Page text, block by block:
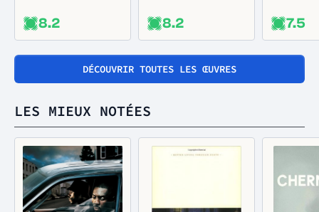
8.2 8.2 7.5
DÉCOUVRIR TOUTES LES ŒUVRES
LES MIEUX NOTÉES